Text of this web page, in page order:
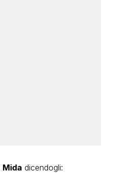
Mida dicendogli: